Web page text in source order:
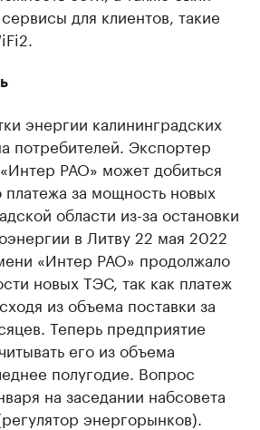
для клиентов, такие
энергии калининградских
потребителей. Экспортер
РАО» может добиться
за мощность новых
области из-за остановки
в Литву 22 мая 2022
«Интер РАО» продолжало
новых ТЭС, так как платеж
из объема поставки за
Теперь предприятие
его из объема
полугодие. Вопрос
на заседании набсовета
энергорынков).